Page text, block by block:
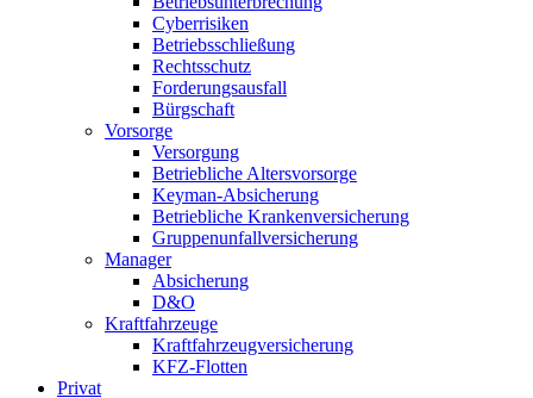
Cyberrisiken
Betriebsschließung
Rechtsschutz
Forderungsausfall
Bürgschaft
Vorsorge
Versorgung
Betriebliche Altersvorsorge
Keyman-Absicherung
Betriebliche Krankenversicherung
Gruppenunfallversicherung
Manager
Absicherung
D&O
Kraftfahrzeuge
Kraftfahrzeugversicherung
KFZ-Flotten
Privat